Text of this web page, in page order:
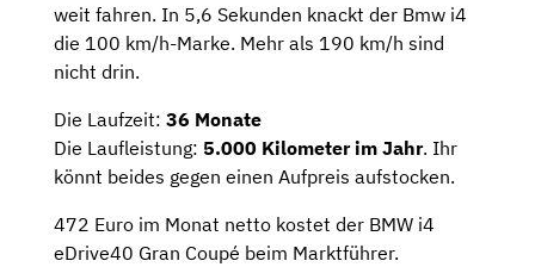
weit fahren. In 5,6 Sekunden knackt der Bmw i4
die 100 km/h-Marke. Mehr als 190 km/h sind
nicht drin.
Die Laufzeit: 36 Monate
Die Laufleistung: 5.000 Kilometer im Jahr. Ihr
könnt beides gegen einen Aufpreis aufstocken.
472 Euro im Monat netto kostet der BMW i4
eDrive40 Gran Coupé beim Marktführer.